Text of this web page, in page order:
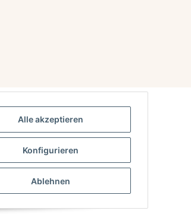
Alle akzeptieren
Konfigurieren
Ablehnen